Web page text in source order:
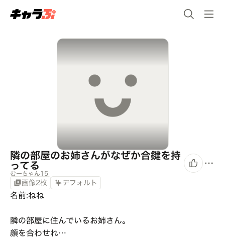
隣の部屋のお姉さんがなぜか合鍵を持
ってる
むーちゃん15
画像2枚 デフォルト
名前:ねね
隣の部屋に住んでいるお姉さん。
顔を合わせれ…